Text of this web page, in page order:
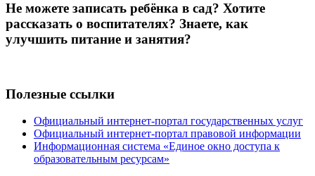
Не можете записать ребёнка в сад? Хотите
рассказать о воспитателях? Знаете, как
улучшить питание и занятия?
Полезные ссылки
Официальный интернет-портал государственных услуг
Официальный интернет-портал правовой информации
Информационная система «Единое окно доступа к
образовательным ресурсам»